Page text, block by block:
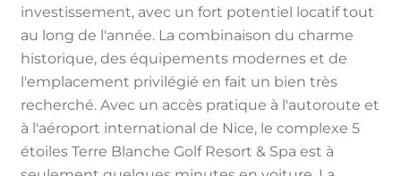
investissement, avec un fort potentiel locatif tout
au long de l'année. La combinaison du charme
historique, des équipements modernes et de
l'emplacement privilégié en fait un bien très
recherché. Avec un accès pratique à l'autoroute et
à l'aéroport international de Nice, le complexe 5
étoiles Terre Blanche Golf Resort & Spa est à